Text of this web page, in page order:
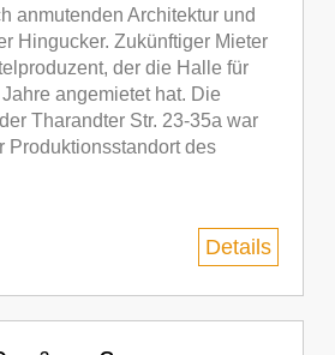
anmutenden Architektur und
Hingucker. Zukünftiger Mieter
der die Halle für
angemietet hat. Die
Tharandter Str. 23-35a war
Produktionsstandort des
Details